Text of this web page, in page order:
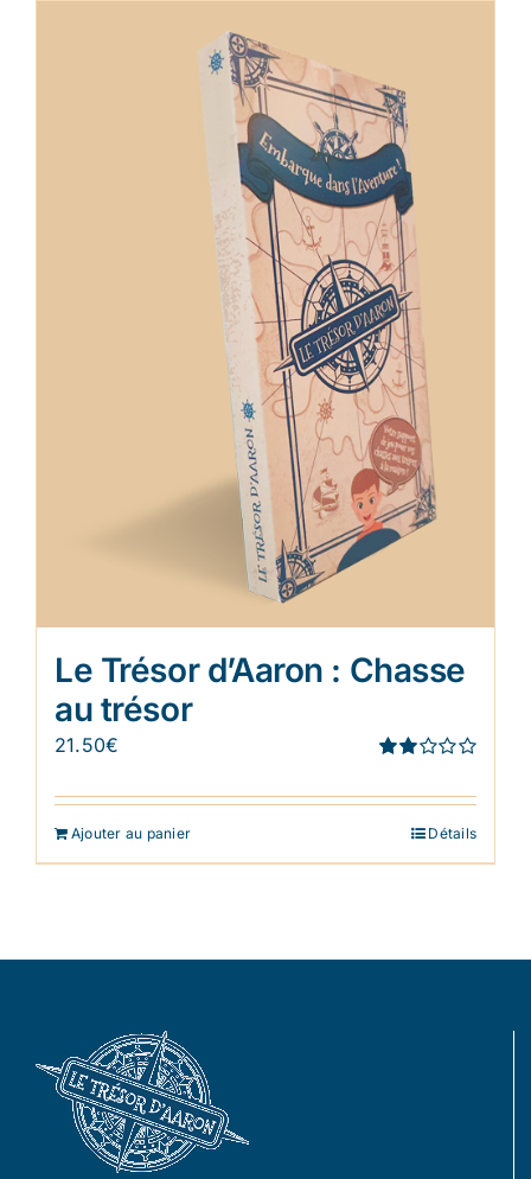
Le Trésor d’Aaron : Chasse
au trésor
1.91
21.50€
Ajouter au panier Détails